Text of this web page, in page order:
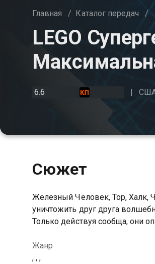
Главная / Каталог передач /
LEGO
6.6
Сюжет
Железный Человек, Тор, Халк,
уничтожить друг друга
Только действуя сообща, они
Жанр
, , ,